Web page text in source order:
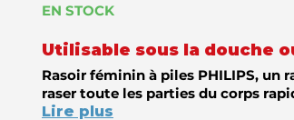
EN STOCK
Utilisable sous la douche
Rasoir féminin à piles PHILIPS, un
raser toute les parties du corps
Lire plus